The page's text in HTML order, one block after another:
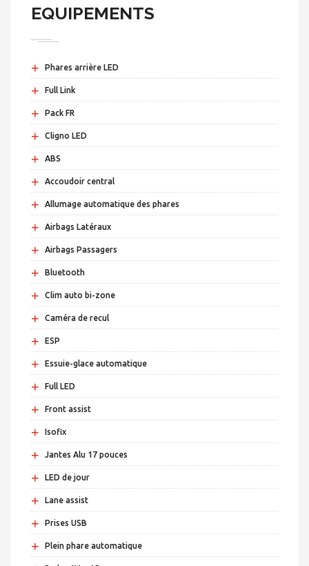
EQUIPEMENTS
+ Phares arrière LED
+ Full Link
+ Pack FR
+ Cligno LED
+ ABS
+ Accoudoir central
+ Allumage automatique des phares
+ Airbags Latéraux
+ Airbags Passagers
+ Bluetooth
+ Clim auto bi-zone
+ Caméra de recul
+ ESP
+ Essuie-glace automatique
+ Full LED
+ Front assist
+ Isofix
+ Jantes Alu 17 pouces
+ LED de jour
+ Lane assist
+ Prises USB
+ Plein phare automatique